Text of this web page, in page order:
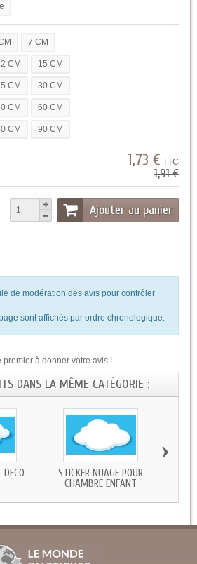
7 CM
CM 15 CM
CM 30 CM
CM 60 CM
CM 90 CM
1,73 € TTC
1,91 €
Ajouter au panier
de modération des avis pour contrôler
sont affichés par ordre chronologique.
premier à donner votre avis !
DANS LA MÊME CATÉGORIE :
STICKER NUAGE POUR
CHAMBRE ENFANT
›